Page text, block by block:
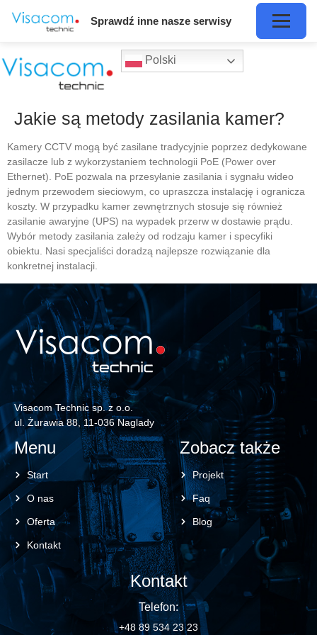
Polski
Jakie są metody zasilania kamer?
Kamery CCTV mogą być zasilane tradycyjnie poprzez dedykowane
zasilacze lub z wykorzystaniem technologii PoE (Power over
Ethernet). PoE pozwala na przesyłanie zasilania i sygnału wideo
jednym przewodem sieciowym, co upraszcza instalację i ogranicza
koszty. W przypadku kamer zewnętrznych stosuje się również
zasilanie awaryjne (UPS) na wypadek przerw w dostawie prądu.
Wybór metody zasilania zależy od rodzaju kamer i specyfiki
obiektu. Nasi specjaliści doradzą najlepsze rozwiązanie dla
konkretnej instalacji.
Visacom Technic sp. z o.o.
ul. Żurawia 88, 11-036 Naglady
Menu
Start
O nas
Oferta
Kontakt
Zobacz także
Projekt
Faq
Blog
Kontakt
Telefon:
+48 89 534 23 23
Sprawdź inne nasze serwisy